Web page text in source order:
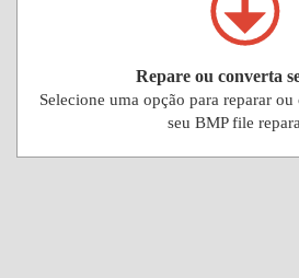
Repare ou converta
Selecione uma opção para reparar
seu BMP file